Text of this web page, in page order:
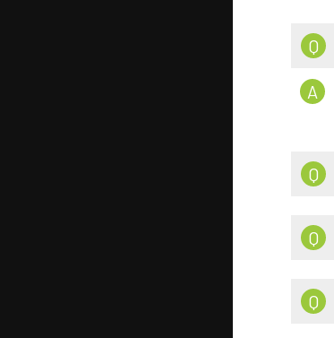
Q
A
Q
Q
Q